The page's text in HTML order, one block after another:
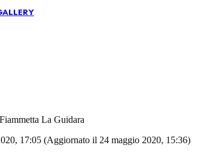
Fiammetta La Guidara
17:05 (Aggiornato il 24 maggio 2020, 15:36)